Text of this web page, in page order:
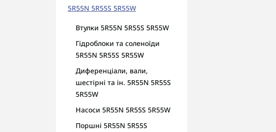
5R55N 5R55S 5R55W
Втулки 5R55N 5R55S 5R55W
Гідроблоки та соленоїди
5R55N 5R55S 5R55W
Диференціали, вали,
шестірні та ін. 5R55N 5R55S
5R55W
Насоси 5R55N 5R55S 5R55W
Поршні 5R55N 5R55S